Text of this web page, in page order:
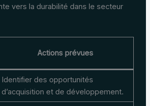
vers la durabilité dans le secteur
Actions prévues
Identifier des opportunités
d’acquisition et de développement.